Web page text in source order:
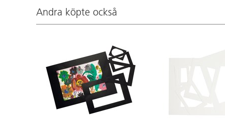
Andra köpte också